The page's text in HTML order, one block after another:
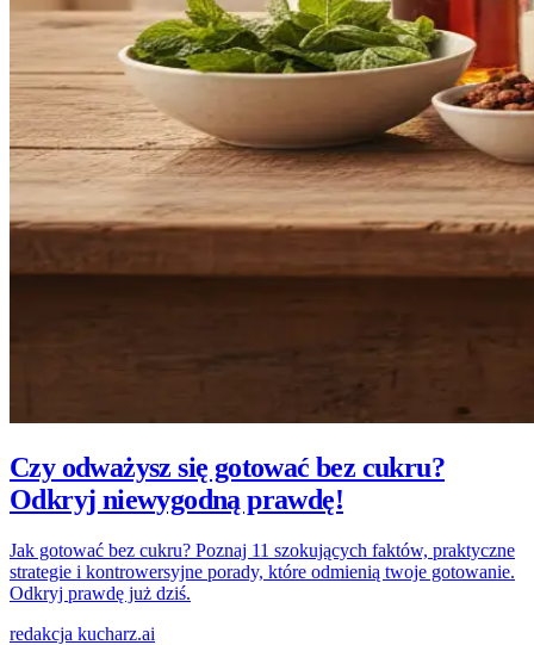
Czy odważysz się gotować bez cukru?
Odkryj niewygodną prawdę!
Jak gotować bez cukru? Poznaj 11 szokujących faktów, praktyczne
strategie i kontrowersyjne porady, które odmienią twoje gotowanie.
Odkryj prawdę już dziś.
redakcja kucharz.ai